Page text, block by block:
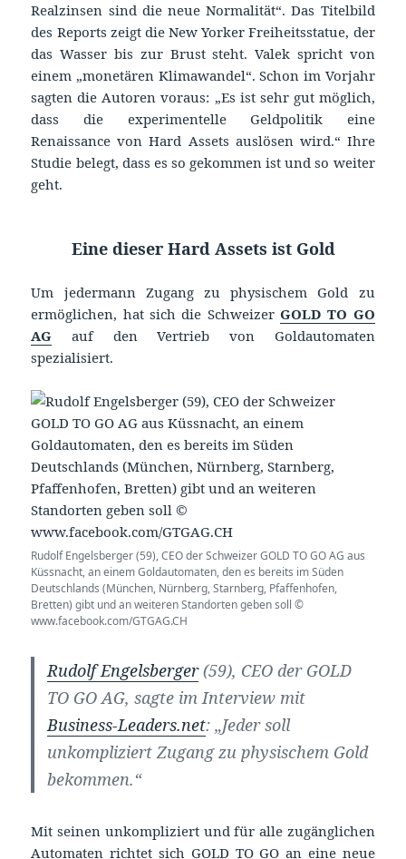
Realzinsen sind die neue Normalität“. Das Titelbild
des Reports zeigt die New Yorker Freiheitsstatue, der
das Wasser bis zur Brust steht. Valek spricht von
einem „monetären Klimawandel“. Schon im Vorjahr
sagten die Autoren voraus: „Es ist sehr gut möglich,
dass die experimentelle Geldpolitik eine
Renaissance von Hard Assets auslösen wird.“ Ihre
Studie belegt, dass es so gekommen ist und so weiter
geht.
Eine dieser Hard Assets ist Gold
Um jedermann Zugang zu physischem Gold zu
ermöglichen, hat sich die Schweizer GOLD TO GO
AG auf den Vertrieb von Goldautomaten
spezialisiert.
Rudolf Engelsberger (59), CEO der Schweizer GOLD TO GO AG aus
Küssnacht, an einem Goldautomaten, den es bereits im Süden
Deutschlands (München, Nürnberg, Starnberg, Pfaffenhofen,
Bretten) gibt und an weiteren Standorten geben soll ©
www.facebook.com/GTGAG.CH
Rudolf Engelsberger(59), CEO der GOLD
TO GO AG, sagte im Interview mit
Business-Leaders.net:„Jeder soll
unkompliziert Zugang zu physischem Gold
bekommen.“
Mit seinen unkompliziert und für alle zugänglichen
Automaten richtet sich GOLD TO GO an eine neue